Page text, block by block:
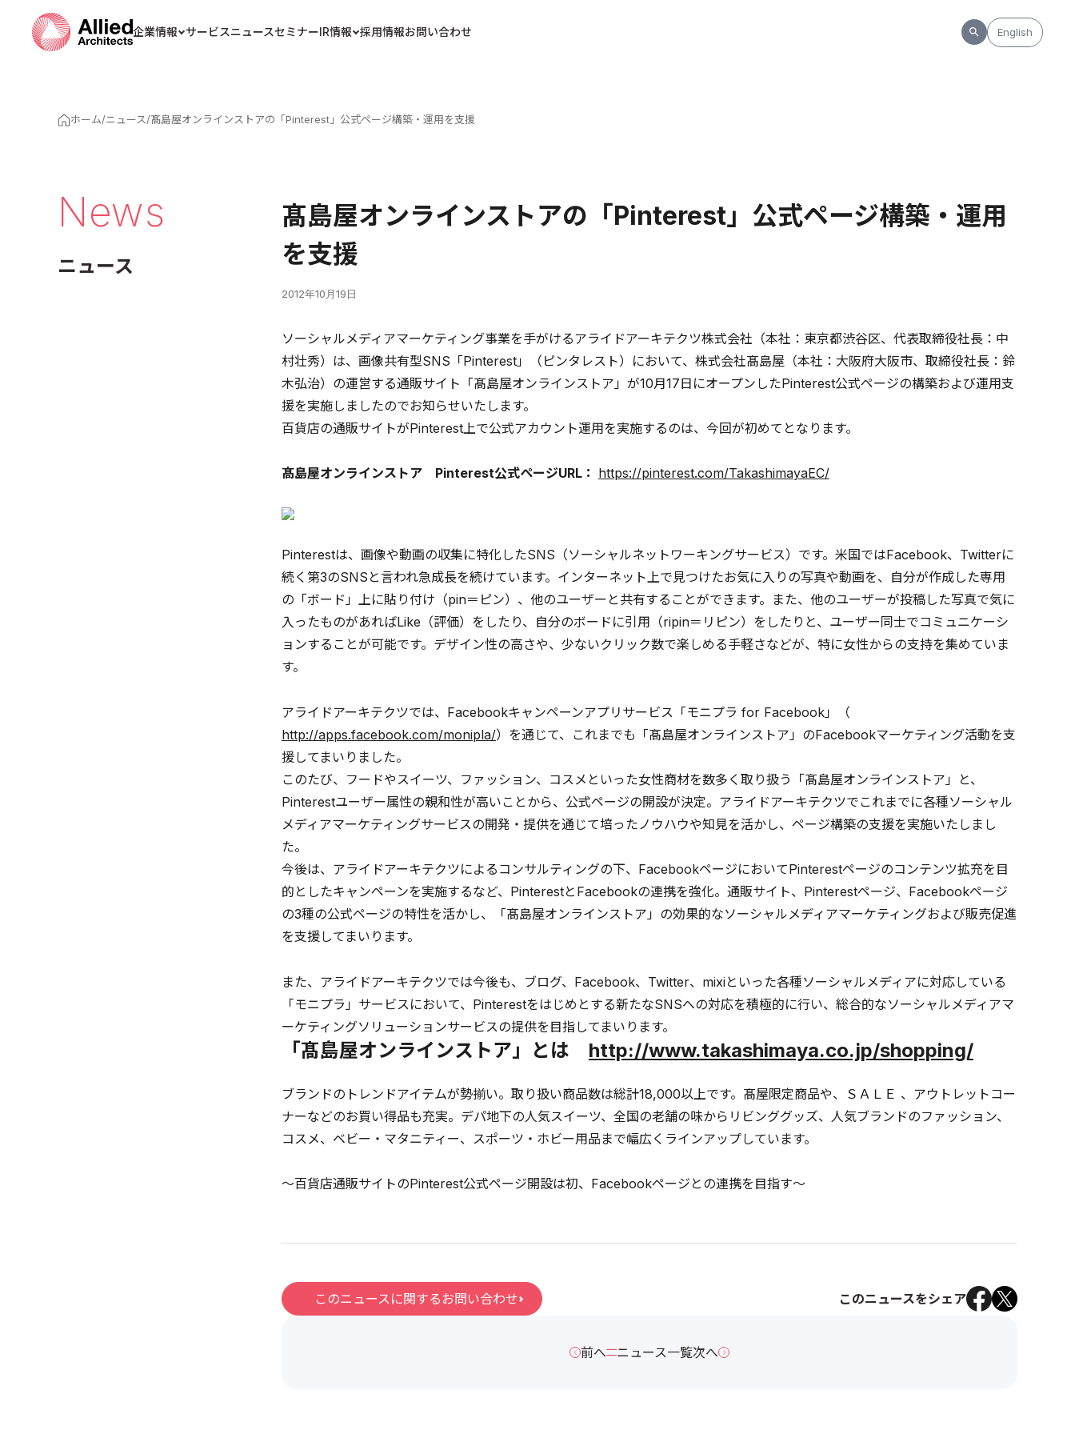
企業情報 サービスニュースセミナーIR情報 採用情報お問い合わせ English
ホーム/ニュース/髙島屋オンラインストアの「Pinterest」公式ページ構築・運用を支援
News
ニュース
髙島屋オンラインストアの「Pinterest」公式ページ構築・運用
を支援
2012年10月19日
ソーシャルメディアマーケティング事業を手がけるアライドアーキテクツ株式会社（本社：東京都渋谷区、代表取締役社長：中
村壮秀）は、画像共有型SNS「Pinterest」（ピンタレスト）において、株式会社髙島屋（本社：大阪府大阪市、取締役社長：鈴
木弘治）の運営する通販サイト「髙島屋オンラインストア」が10月17日にオープンしたPinterest公式ページの構築および運用支
援を実施しましたのでお知らせいたします。
百貨店の通販サイトがPinterest上で公式アカウント運用を実施するのは、今回が初めてとなります。
髙島屋オンラインストア Pinterest公式ページURL： https://pinterest.com/TakashimayaEC/
Pinterestは、画像や動画の収集に特化したSNS（ソーシャルネットワーキングサービス）です。米国ではFacebook、Twitterに
続く第3のSNSと言われ急成長を続けています。インターネット上で見つけたお気に入りの写真や動画を、自分が作成した専用
の「ボード」上に貼り付け（pin＝ピン）、他のユーザーと共有することができます。また、他のユーザーが投稿した写真で気に
入ったものがあればLike（評価）をしたり、自分のボードに引用（ripin＝リピン）をしたりと、ユーザー同士でコミュニケーシ
ョンすることが可能です。デザイン性の高さや、少ないクリック数で楽しめる手軽さなどが、特に女性からの支持を集めていま
す。
アライドアーキテクツでは、Facebookキャンペーンアプリサービス「モニプラ for Facebook」（
http://apps.facebook.com/monipla/）を通じて、これまでも「髙島屋オンラインストア」のFacebookマーケティング活動を支
援してまいりました。
このたび、フードやスイーツ、ファッション、コスメといった女性商材を数多く取り扱う「髙島屋オンラインストア」と、
Pinterestユーザー属性の親和性が高いことから、公式ページの開設が決定。アライドアーキテクツでこれまでに各種ソーシャル
メディアマーケティングサービスの開発・提供を通じて培ったノウハウや知見を活かし、ページ構築の支援を実施いたしまし
た。
今後は、アライドアーキテクツによるコンサルティングの下、FacebookページにおいてPinterestページのコンテンツ拡充を目
的としたキャンペーンを実施するなど、PinterestとFacebookの連携を強化。通販サイト、Pinterestページ、Facebookページ
の3種の公式ページの特性を活かし、「髙島屋オンラインストア」の効果的なソーシャルメディアマーケティングおよび販売促進
を支援してまいります。
また、アライドアーキテクツでは今後も、ブログ、Facebook、Twitter、mixiといった各種ソーシャルメディアに対応している
「モニプラ」サービスにおいて、Pinterestをはじめとする新たなSNSへの対応を積極的に行い、総合的なソーシャルメディアマ
ーケティングソリューションサービスの提供を目指してまいります。
「髙島屋オンラインストア」とは http://www.takashimaya.co.jp/shopping/
ブランドのトレンドアイテムが勢揃い。取り扱い商品数は総計18,000以上です。髙屋限定商品や、ＳＡＬＥ 、アウトレットコー
ナーなどのお買い得品も充実。デパ地下の人気スイーツ、全国の老舗の味からリビンググッズ、人気ブランドのファッション、
コスメ、ベビー・マタニティー、スポーツ・ホビー用品まで幅広くラインアップしています。
～百貨店通販サイトのPinterest公式ページ開設は初、Facebookページとの連携を目指す～
このニュースに関するお問い合わせ このニュースをシェア
前へ ニュース一覧次へ